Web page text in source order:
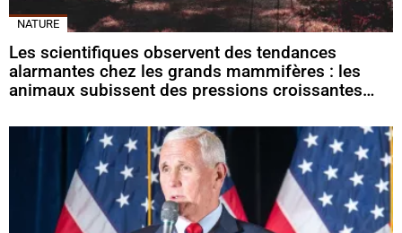
NATURE
Les scientifiques observent des tendances
alarmantes chez les grands mammifères : les
animaux subissent des pressions croissantes…